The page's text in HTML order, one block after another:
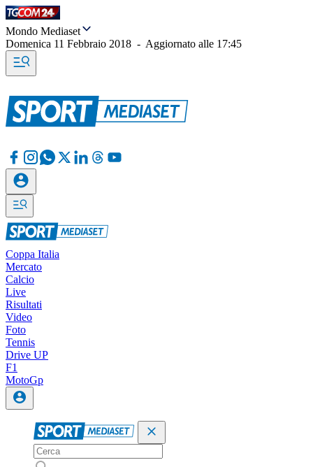
Mondo Mediaset
Domenica 11 Febbraio 2018 - Aggiornato alle 17:45
Coppa Italia
Mercato
Calcio
Live
Risultati
Video
Foto
Tennis
Drive UP
F1
MotoGp